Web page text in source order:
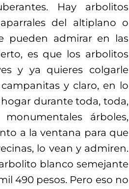
Hay arbolitos
del altiplano o
pueden admirar en las
es que los arbolitos
y ya quieres colgarle
y claro, en lo
durante toda, toda,
árboles,
a la ventana para que
lo vean y admiren.
blanco semejante
490 pesos. Pero eso no